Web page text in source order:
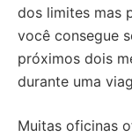
dos limites mas
você consegue
próximos dois
durante uma
Muitas oficinas